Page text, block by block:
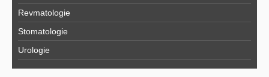
Revmatologie
Stomatologie
Urologie